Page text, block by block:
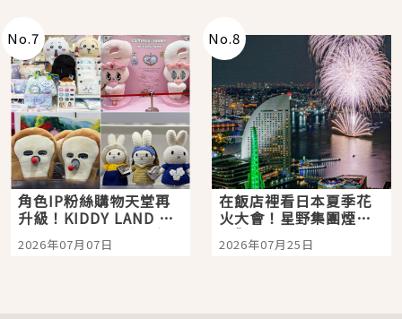
No.7
角色IP粉絲購物天堂再
升級！KIDDY LAND 原
宿店吉伊卡哇迎客，新
開幕 OMOKADO 店3分
2026年07月07日
No.8
在飯店裡看日本夏季花
火大會！星野集團煙火
景觀飯店6選，讓你不用
人擠人悠閒欣賞
2026年07月25日